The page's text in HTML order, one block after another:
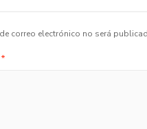
correo electrónico no será
*